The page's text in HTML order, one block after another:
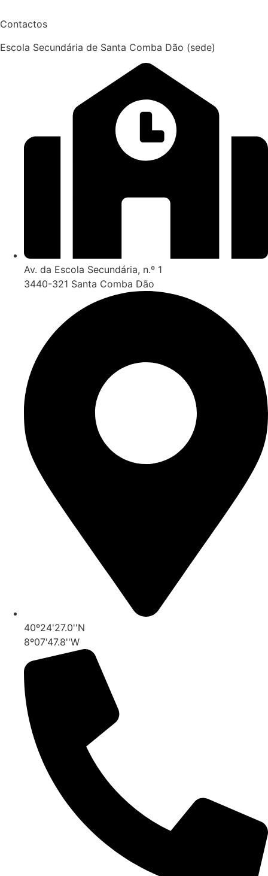
Contactos
Escola Secundária de Santa Comba Dão (sede)
Av. da Escola Secundária, n.º 1
3440-321 Santa Comba Dão
40º24'27.0''N
8º07'47.8''W